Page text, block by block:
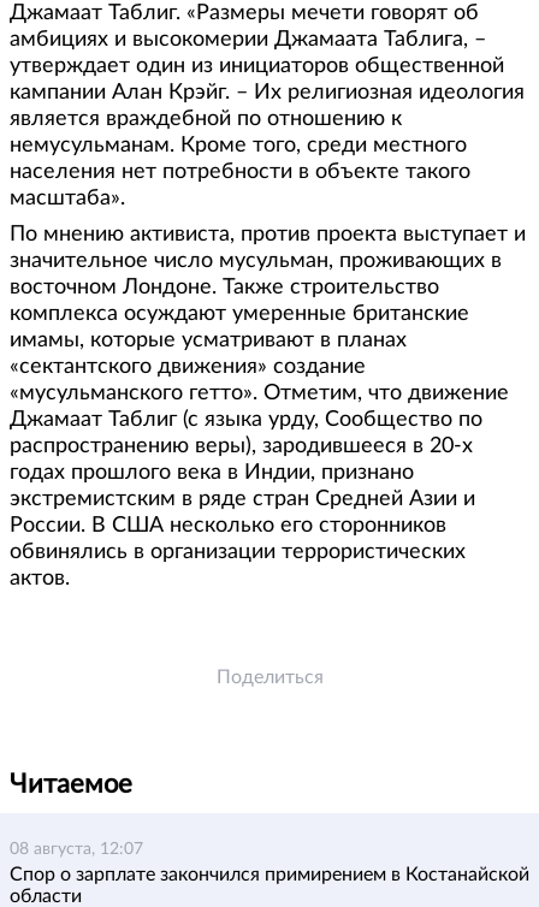
Джамаат Таблиг. «Размеры мечети говорят об
амбициях и высокомерии Джамаата Таблига, –
утверждает один из инициаторов общественной
кампании Алан Крэйг. – Их религиозная идеология
является враждебной по отношению к
немусульманам. Кроме того, среди местного
населения нет потребности в объекте такого
масштаба».
По мнению активиста, против проекта выступает и
значительное число мусульман, проживающих в
восточном Лондоне. Также строительство
комплекса осуждают умеренные британские
имамы, которые усматривают в планах
«сектантского движения» создание
«мусульманского гетто». Отметим, что движение
Джамаат Таблиг (с языка урду, Сообщество по
распространению веры), зародившееся в 20-х
годах прошлого века в Индии, признано
экстремистским в ряде стран Средней Азии и
России. В США несколько его сторонников
обвинялись в организации террористических
актов.
Поделиться
Читаемое
08 августа, 12:07
Спор о зарплате закончился примирением в Костанайской
области